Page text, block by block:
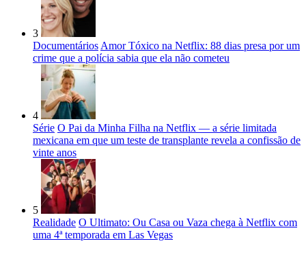
3
Documentários Amor Tóxico na Netflix: 88 dias presa por um
crime que a polícia sabia que ela não cometeu
4
Série O Pai da Minha Filha na Netflix — a série limitada
mexicana em que um teste de transplante revela a confissão de
vinte anos
5
Realidade O Ultimato: Ou Casa ou Vaza chega à Netflix com
uma 4ª temporada em Las Vegas